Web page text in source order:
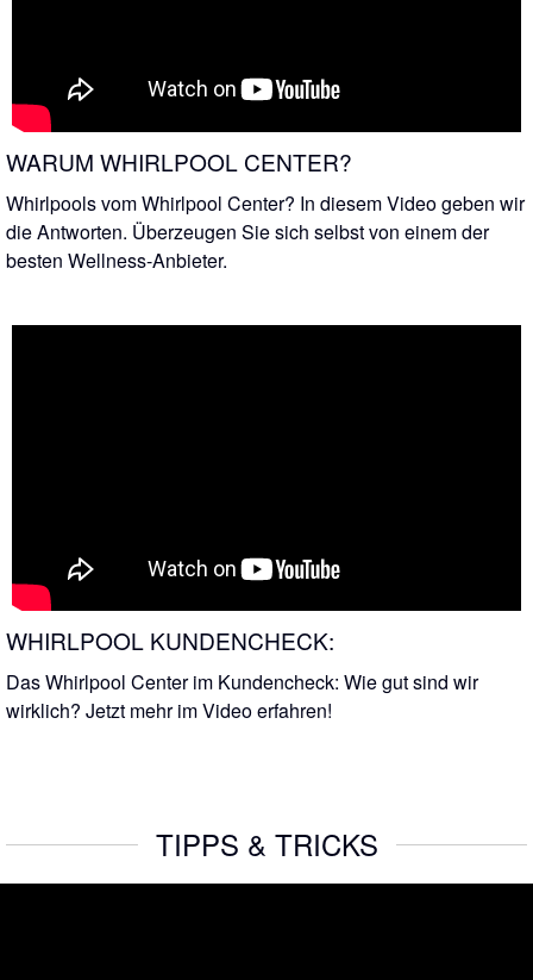
WARUM WHIRLPOOL CENTER?
Whirlpools vom Whirlpool Center? In diesem Video geben wir
die Antworten. Überzeugen Sie sich selbst von einem der
besten Wellness-Anbieter.
WHIRLPOOL KUNDENCHECK:
Das Whirlpool Center im Kundencheck: Wie gut sind wir
wirklich? Jetzt mehr im Video erfahren!
TIPPS & TRICKS